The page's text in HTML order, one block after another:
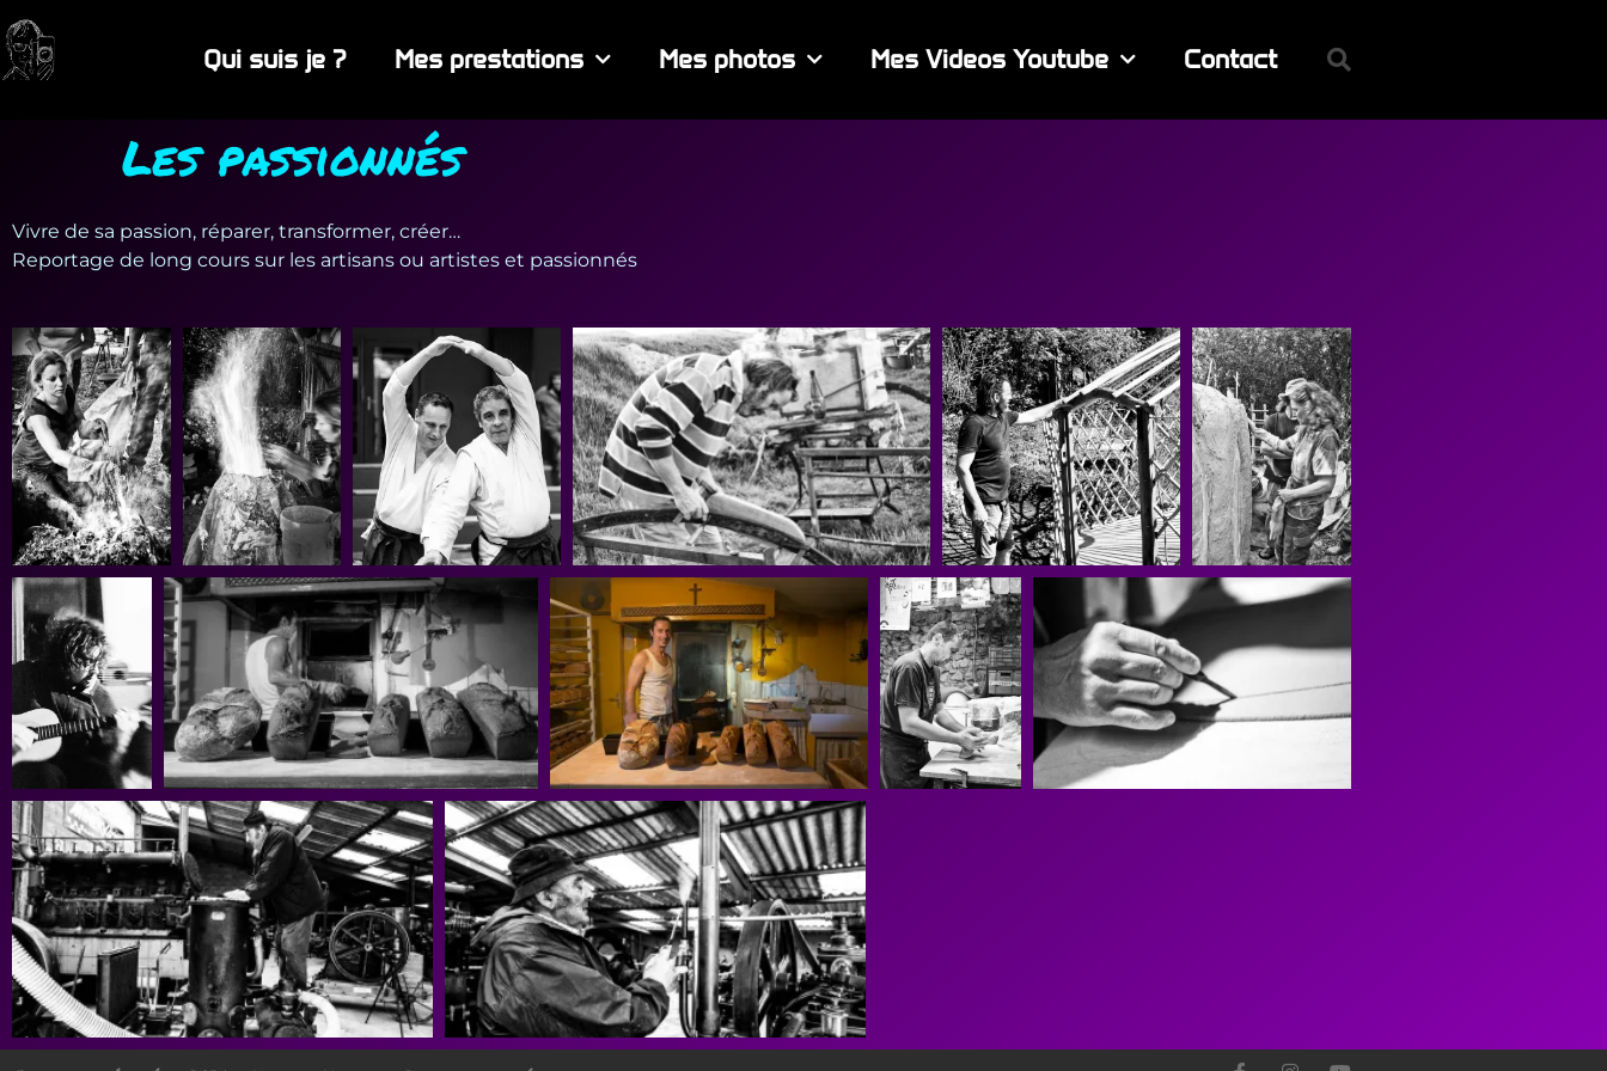
Qui suis je ? Mes prestations Mes photos Mes Videos Youtube Contact
Les passionnés
Vivre de sa passion, réparer, transformer, créer…
Reportage de long cours sur les artisans ou artistes et passionnés